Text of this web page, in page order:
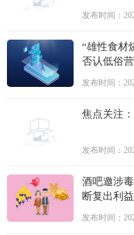
发布时间：
“雄性食材
否认低俗
发布时间：
焦点关注
发布时间：
酒吧邀涉
断复出利
发布时间：